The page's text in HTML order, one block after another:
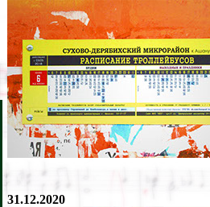
31.12.2020